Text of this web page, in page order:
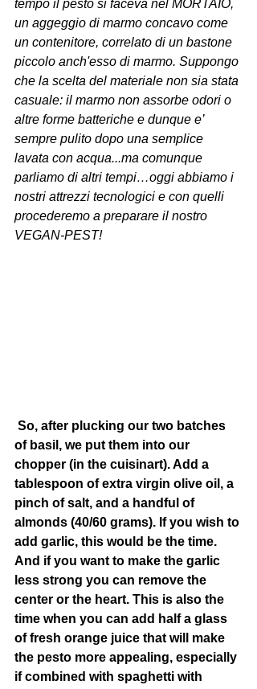
tempo il pesto si faceva nel MORTAIO,
un aggeggio di marmo concavo come
un contenitore, correlato di un bastone
piccolo anch'esso di marmo. Suppongo
che la scelta del materiale non sia stata
casuale: il marmo non assorbe odori o
altre forme batteriche e dunque e’
sempre pulito dopo una semplice
lavata con acqua...ma comunque
parliamo di altri tempi…oggi abbiamo i
nostri attrezzi tecnologici e con quelli
procederemo a preparare il nostro
VEGAN-PEST!
of basil, we put them into our
chopper (in the cuisinart). Add a
tablespoon of extra virgin olive oil, a
pinch of salt, and a handful of
almonds (40/60 grams). If you wish to
add garlic, this would be the time.
And if you want to make the garlic
less strong you can remove the
center or the heart. This is also the
time when you can add half a glass
of fresh orange juice that will make
the pesto more appealing, especially
if combined with spaghetti with